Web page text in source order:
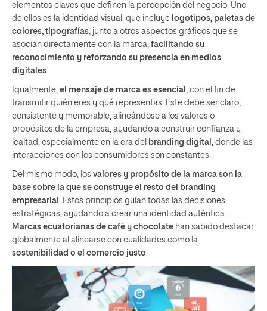
elementos claves que definen la percepción del negocio. Uno
de ellos es la identidad visual, que incluye logotipos, paletas de
colores, tipografías , junto a otros aspectos gráficos que se
asocian directamente con la marca, facilitando su
reconocimiento y reforzando su presencia en medios
digitales
Igualmente, el mensaje de marca es esencial
, con el fin de
transmitir quién eres y qué representas. Este debe ser claro,
consistente y memorable, alineándose a los valores o
propósitos de la empresa, ayudando a construir confianza y
lealtad, especialmente en la era del branding digital
, donde las
interacciones con los consumidores son constantes.
Del mismo modo, los valores y propósito de la marca son la
base sobre la que se construye el resto del branding
empresarial
. Estos principios guían todas las decisiones
estratégicas, ayudando a crear una identidad auténtica.
Marcas ecuatorianas de café y chocolate han sabido destacar
globalmente al alinearse con cualidades como la
sostenibilidad o el comercio justo